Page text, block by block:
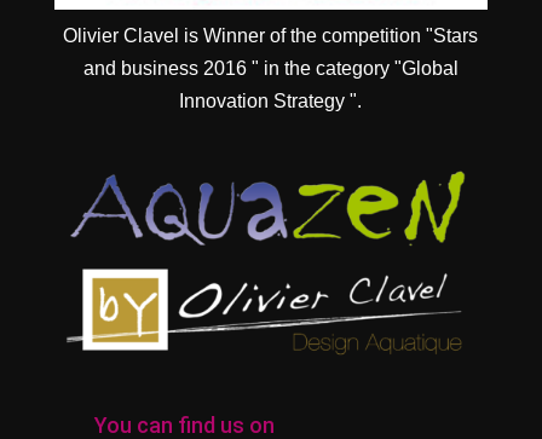
Olivier Clavel is Winner of the competition "Stars
and business 2016 " in the category "Global
Innovation Strategy ".
You can find us on